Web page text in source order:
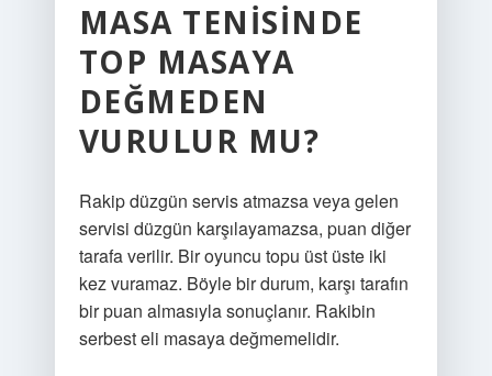
MASA TENISINDE
TOP MASAYA
DEĞMEDEN
VURULUR MU?
Rakip düzgün servis atmazsa veya gelen
servisi düzgün karşılayamazsa, puan diğer
tarafa verilir. Bir oyuncu topu üst üste iki
kez vuramaz. Böyle bir durum, karşı tarafın
bir puan almasıyla sonuçlanır. Rakibin
serbest eli masaya değmemelidir.